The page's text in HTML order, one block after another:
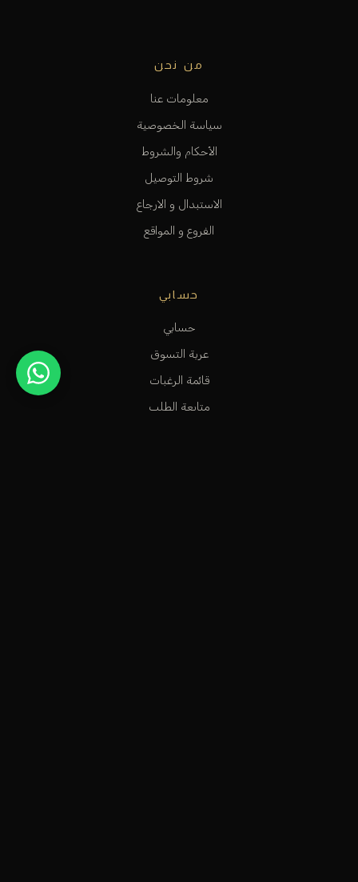
من نحن
معلومات عنا
سياسة الخصوصية
الأحكام والشروط
شروط التوصيل
الاستبدال و الارجاع
الفروع و المواقع
حسابي
حسابي
عربة التسوق
قائمة الرغبات
متابعة الطلب